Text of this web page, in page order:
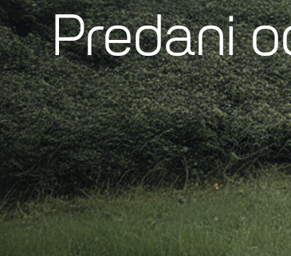
Predani
U Marlesu je